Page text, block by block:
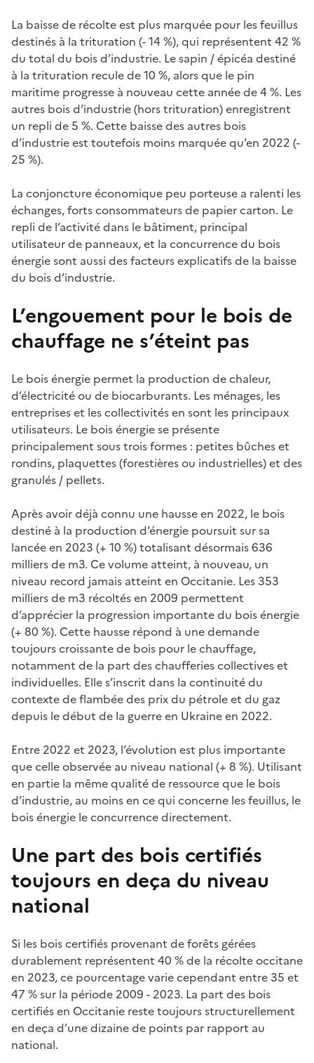
La baisse de récolte est plus marquée pour les feuillus
destinés à la trituration (- 14 %), qui représentent 42 %
du total du bois d’industrie. Le sapin / épicéa destiné
à la trituration recule de 10 %, alors que le pin
maritime progresse à nouveau cette année de 4 %. Les
autres bois d’industrie (hors trituration) enregistrent
un repli de 5 %. Cette baisse des autres bois
d’industrie est toutefois moins marquée qu’en 2022 (-
25 %).
La conjoncture économique peu porteuse a ralenti les
échanges, forts consommateurs de papier carton. Le
repli de l’activité dans le bâtiment, principal
utilisateur de panneaux, et la concurrence du bois
énergie sont aussi des facteurs explicatifs de la baisse
du bois d’industrie.
L’engouement pour le bois de
chauffage ne s’éteint pas
Le bois énergie permet la production de chaleur,
d’électricité ou de biocarburants. Les ménages, les
entreprises et les collectivités en sont les principaux
utilisateurs. Le bois énergie se présente
principalement sous trois formes : petites bûches et
rondins, plaquettes (forestières ou industrielles) et des
granulés / pellets.
Après avoir déjà connu une hausse en 2022, le bois
destiné à la production d’énergie poursuit sur sa
lancée en 2023 (+ 10 %) totalisant désormais 636
milliers de m3. Ce volume atteint, à nouveau, un
niveau record jamais atteint en Occitanie. Les 353
milliers de m3 récoltés en 2009 permettent
d’apprécier la progression importante du bois énergie
(+ 80 %). Cette hausse répond à une demande
toujours croissante de bois pour le chauffage,
notamment de la part des chaufferies collectives et
individuelles. Elle s’inscrit dans la continuité du
contexte de flambée des prix du pétrole et du gaz
depuis le début de la guerre en Ukraine en 2022.
Entre 2022 et 2023, l’évolution est plus importante
que celle observée au niveau national (+ 8 %). Utilisant
en partie la même qualité de ressource que le bois
d’industrie, au moins en ce qui concerne les feuillus, le
bois énergie le concurrence directement.
Une part des bois certifiés
toujours en deça du niveau
national
Si les bois certifiés provenant de forêts gérées
durablement représentent 40 % de la récolte occitane
en 2023, ce pourcentage varie cependant entre 35 et
47 % sur la période 2009 - 2023. La part des bois
certifiés en Occitanie reste toujours structurellement
en deça d’une dizaine de points par rapport au
national.